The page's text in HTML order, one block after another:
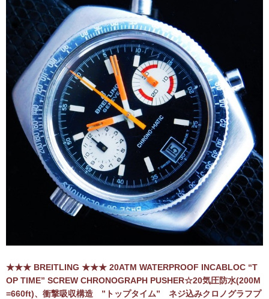
★★★ BREITLING ★★★ 20ATM WATERPROOF INCABLOC “T
OP TIME” SCREW CHRONOGRAPH PUSHER☆20気圧防水(200M
=660ft)、衝撃吸収構造 ”トップタイム” ネジ込みクロノグラフプ